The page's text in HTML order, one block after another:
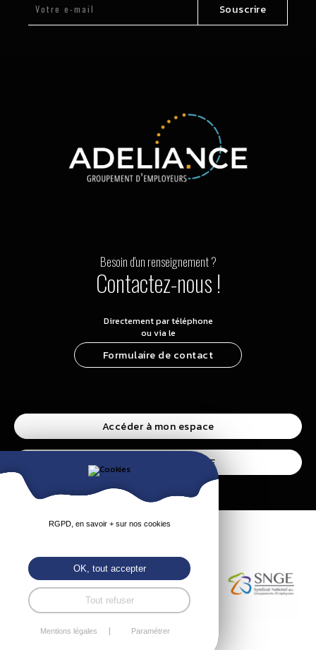
Souscrire
Besoin d'un renseignement ?
Contactez-nous !
Directement par téléphone
ou via le
Formulaire de contact
Accéder à mon espace
Accéder à l’espace CSE
RGPD, en savoir + sur nos cookies
OK, tout accepter
Tout refuser
Mentions légales Paramétrer